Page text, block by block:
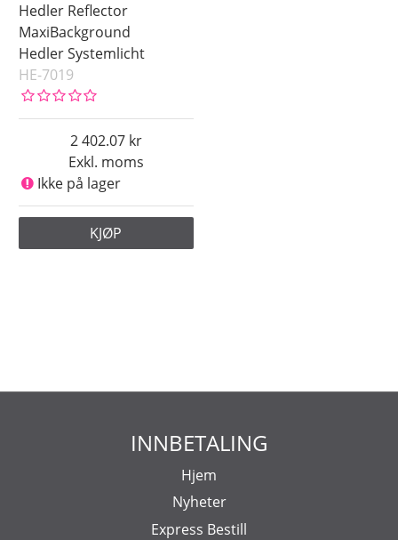
Hedler Reflector
MaxiBackground
Hedler Systemlicht
HE-7019
Exkl. moms
2 402.07
Ikke på lager
KJØP
INNBETALING
Hjem
Nyheter
Express Bestill